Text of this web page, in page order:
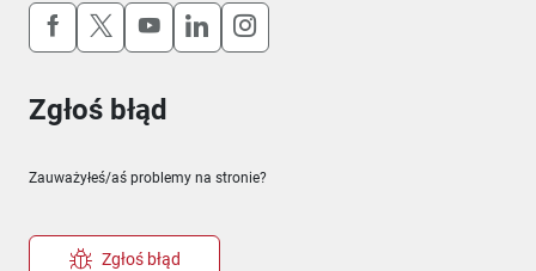
Uwaga, link otworzy się w nowym oknie
Uwaga, link otworzy się w nowym oknie
Uwaga, link otworzy się w nowym
Uwaga, link otworzy się w
Uwaga, link otworzy się w
Zgłoś błąd
Zauważyłeś/aś problemy na stronie?
Zgłoś błąd